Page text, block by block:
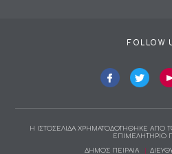
FOLLOW
Η ΙΣΤΟΣΕΛΙΔΑ ΧΡΗΜΑΤΟΔΟΤΗΘΗΚΕ ΑΠΟ
ΕΠΙΜΕΛΗΤΗΡΙΟ
ΔΗΜΟΣ ΠΕΙΡΑΙΑ